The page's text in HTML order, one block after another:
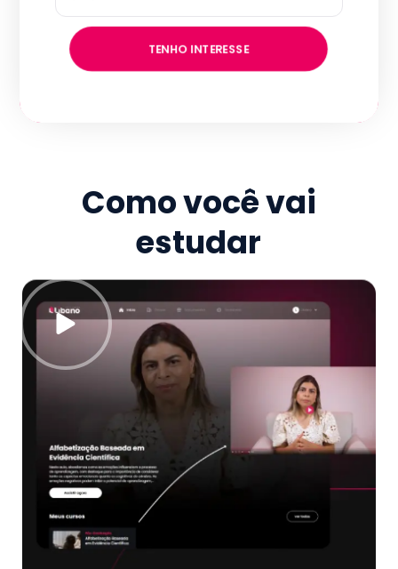
TENHO INTERESSE
Como você vai
estudar